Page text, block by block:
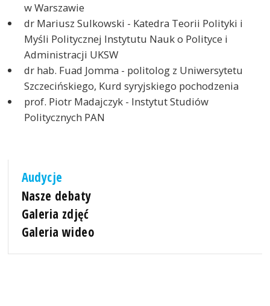
w Warszawie
dr Mariusz Sulkowski - Katedra Teorii Polityki i
Myśli Politycznej Instytutu Nauk o Polityce i
Administracji UKSW
dr hab. Fuad Jomma - politolog z Uniwersytetu
Szczecińskiego, Kurd syryjskiego pochodzenia
prof. Piotr Madajczyk - Instytut Studiów
Politycznych PAN
Audycje
Nasze debaty
Galeria zdjęć
Galeria wideo